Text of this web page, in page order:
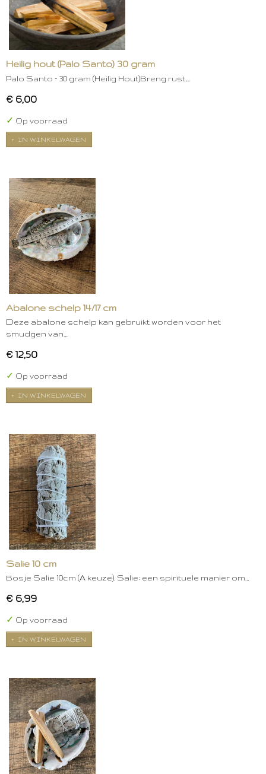
Heilig hout (Palo Santo) 30 gram
Palo Santo – 30 gram (Heilig Hout)Breng rust,…
€ 6,00
✓ Op voorraad
IN WINKELWAGEN
Abalone schelp 14/17 cm
Deze abalone schelp kan gebruikt worden voor het
smudgen van…
€ 12,50
✓ Op voorraad
IN WINKELWAGEN
Salie 10 cm
Bosje Salie 10cm (A keuze). Salie: een spirituele manier om…
€ 6,99
✓ Op voorraad
IN WINKELWAGEN